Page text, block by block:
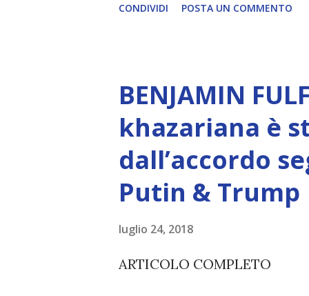
Creatore. È ciò che
non è la scelta più efficiente.
L’intelligenza può simulare
essere Coscienza. Può
renderanno la differenza
CONDIVIDI POSTA UN COMMENTO
BENJAMIN
khazariana è
dall’accordo
Putin & Trump
luglio 24, 2018
ARTICOLO COMPLETO